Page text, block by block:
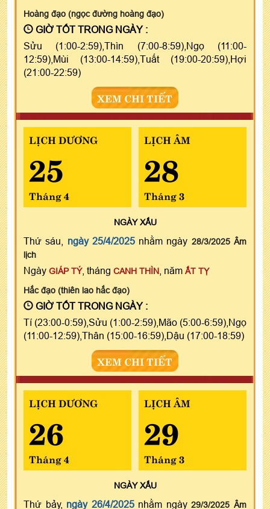
Hoàng đạo (ngọc đường hoàng đạo)
GIỜ TỐT TRONG NGÀY :
Sửu (1:00-2:59),Thìn (7:00-8:59),Ngọ (11:00-
12:59),Mùi (13:00-14:59),Tuất (19:00-20:59),Hợi
(21:00-22:59)
XEM CHI TIẾT
LỊCH DƯƠNG
25
Tháng 4
LỊCH ÂM
28
Tháng 3
NGÀYXẤU
Thứ sáu, ngày 25/4/2025nhằm ngày 28/3/2025 Âm
lịch
Ngày GIÁP TÝ, tháng CANH THÌN , năm ẤT TỴ
Hắc đạo (thiên lao hắc đạo)
GIỜ TỐT TRONG NGÀY :
Tí (23:00-0:59),Sửu (1:00-2:59),Mão (5:00-6:59),Ngọ
(11:00-12:59),Thân (15:00-16:59),Dậu (17:00-18:59)
XEM CHI TIẾT
LỊCH DƯƠNG
26
Tháng 4
LỊCH ÂM
29
Tháng 3
NGÀYXẤU
Thứ bảy, ngày 26/4/2025nhằm ngày29/3/2025 Âm